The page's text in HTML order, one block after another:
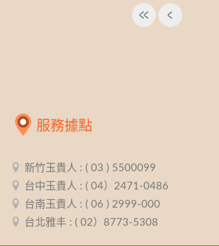
服務據點
新竹玉貴人 : ( 03 ) 5500099
台中玉貴人 : ( 04）2471-0486
台南玉貴人 : ( 06 ) 2999-000
台北雅丰 : ( 02）8773-5308